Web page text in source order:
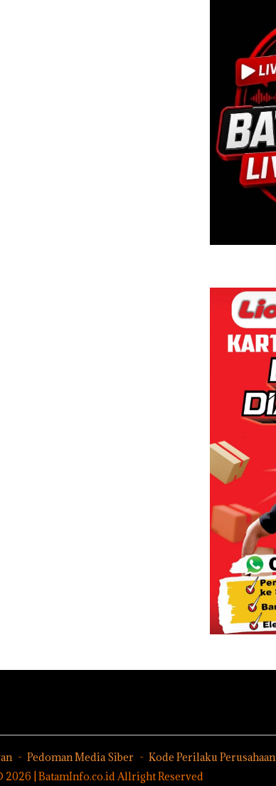
Pedoman Media Siber Kode Perilaku Perusahaan
| BatamInfo.co.id Allright Reserved